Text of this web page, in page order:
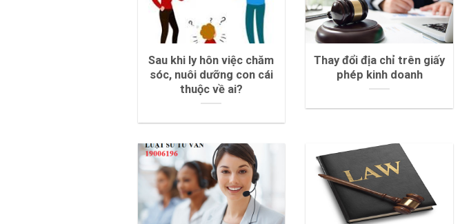
Sau khi ly hôn việc chăm
sóc, nuôi dưỡng con cái
thuộc về ai?
Thay đổi địa chỉ trên giấy
phép kinh doanh